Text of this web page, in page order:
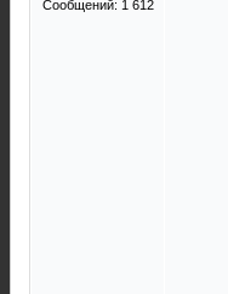
Сообщений: 1 612